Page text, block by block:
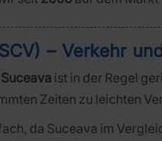
– Verkehr
ist in der Regel
Zeiten zu leichten
da Suceava im